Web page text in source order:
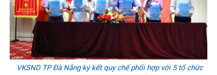
VKSND TP Đà Nẵngký kết quy chế phối hợp với 5 tổ chức